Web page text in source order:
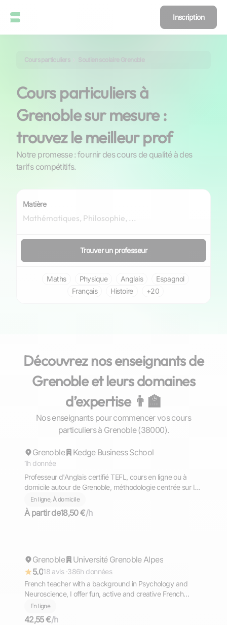
Inscription
Cours particuliers Soutien scolaire Grenoble
Cours particuliers à
Grenoble sur mesure :
trouvez le meilleur prof
Notre promesse : fournir des cours de qualité à des
tarifs compétitifs.
Matière
Trouver un professeur
Maths Physique Anglais
Espagnol
Français
Histoire +20
Découvrez nos enseignants de
Grenoble et leurs domaines
d’expertise 👨‍🏫
Nos enseignants pour commencer vos cours
particuliers à Grenoble (38000).
Répond rapidement
Cedric
Grenoble Kedge Business School
1h donnée
Professeur d'Anglais certifié TEFL, cours en ligne ou à
domicile autour de Grenoble, méthodologie centrée sur les
besoins
En ligne, À domicile
À partir de18,50 €/h
Répond rapidement
Grenoble
Université Grenoble Alpes
5.018 avis ·386h données
French teacher with a background in Psychology and
Neuroscience, I offer fun, active and creative French
classes for all levels!
En ligne
42,55 €/h